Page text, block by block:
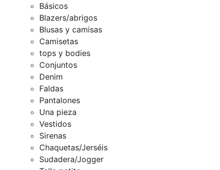
Básicos
Blazers/abrigos
Blusas y camisas
Camisetas
tops y bodies
Conjuntos
Denim
Faldas
Pantalones
Una pieza
Vestidos
Sirenas
Chaquetas/Jerséis
Sudadera/Jogger